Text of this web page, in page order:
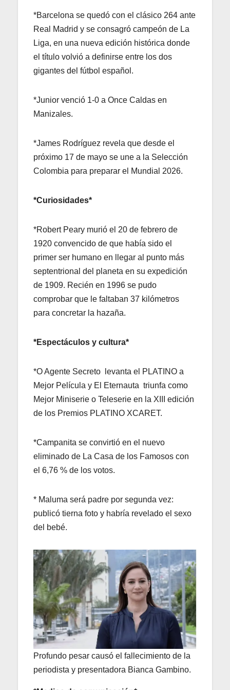
*Barcelona se quedó con el clásico 264 ante
Real Madrid y se consagró campeón de La
Liga, en una nueva edición histórica donde
el título volvió a definirse entre los dos
gigantes del fútbol español.
*Junior venció 1-0 a Once Caldas en
Manizales.
*James Rodríguez revela que desde el
próximo 17 de mayo se une a la Selección
Colombia para preparar el Mundial 2026.
*Curiosidades*
*Robert Peary murió el 20 de febrero de
1920 convencido de que había sido el
primer ser humano en llegar al punto más
septentrional del planeta en su expedición
de 1909. Recién en 1996 se pudo
comprobar que le faltaban 37 kilómetros
para concretar la hazaña.
*Espectáculos y cultura*
*O Agente Secreto levanta el PLATINO a
Mejor Película y El Eternauta triunfa como
Mejor Miniserie o Teleserie en la XIII edición
de los Premios PLATINO XCARET.
*Campanita se convirtió en el nuevo
eliminado de La Casa de los Famosos con
el 6,76 % de los votos.
* Maluma será padre por segunda vez:
publicó tierna foto y habría revelado el sexo
del bebé.
Profundo pesar causó el fallecimiento de la
periodista y presentadora Bianca Gambino.